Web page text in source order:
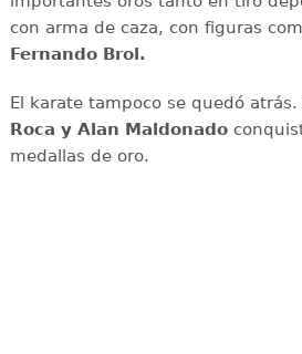
con arma de caza, con figuras
Fernando Brol.
El karate tampoco se quedó atrás.
Roca y Alan Maldonado
medallas de oro.